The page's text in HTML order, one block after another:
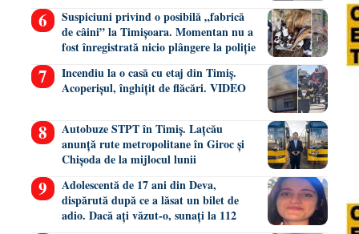
Suspiciuni privind o posibilă „fabrică
de câini” la Timișoara. Momentan nu a
fost înregistrată nicio plângere la poliție
Incendiu la o casă cu etaj din Timiș.
Acoperișul, înghițit de flăcări. VIDEO
Autobuze STPT în Timiș. Lațcău
anunță rute metropolitane în Giroc și
Chișoda de la mijlocul lunii
Adolescentă de 17 ani din Deva,
dispărută după ce a lăsat un bilet de
adio. Dacă ați văzut-o, sunați la 112